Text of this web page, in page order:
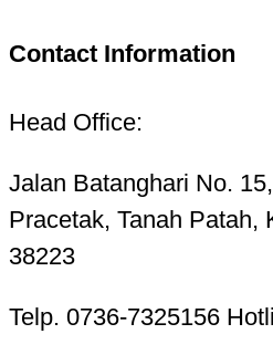
Contact Information
Head Office:
Jalan Batanghari No.
Pracetak, Tanah Patah,
38223
Telp. 0736-7325156